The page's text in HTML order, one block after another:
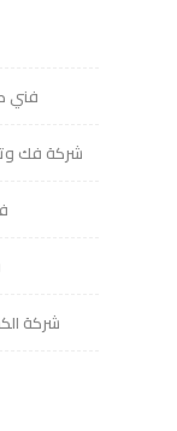
فني
شركة فك
شركة